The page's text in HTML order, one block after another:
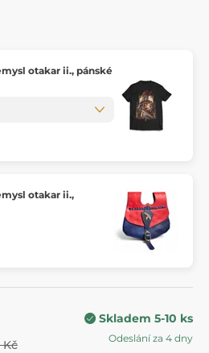
otakar ii., pánské
otakar ii.,
Kč
Skladem 5-10 ks
Odeslání za 4 dny